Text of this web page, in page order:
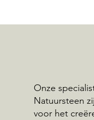
Onze
Natuursteen
voor het